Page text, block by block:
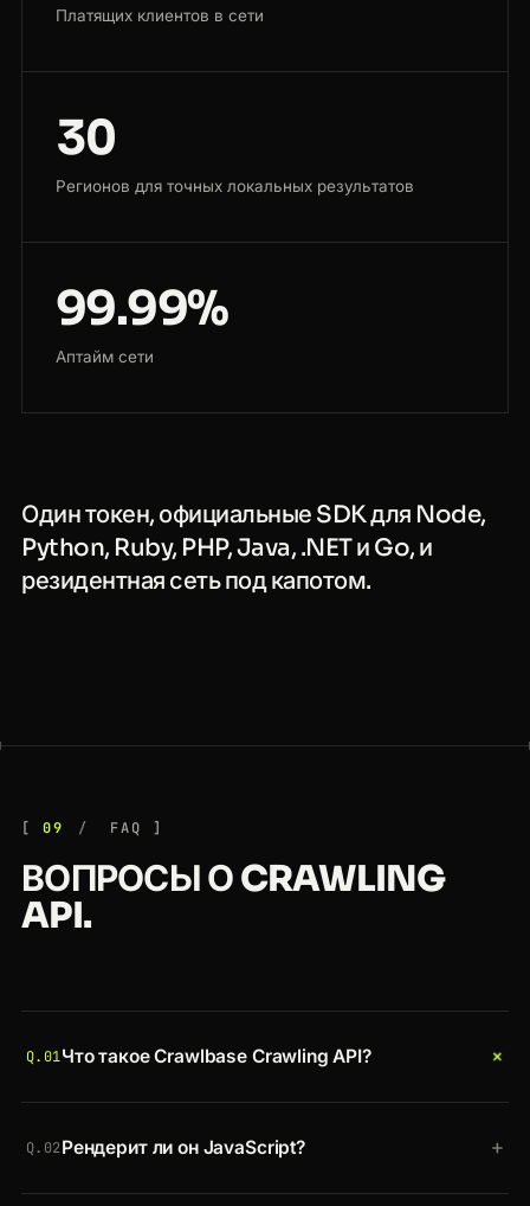
Платящих клиентов в сети
30
Регионов для точных локальных результатов
99.99%
Аптайм сети
Один токен, официальные SDK для Node,
Python, Ruby, PHP, Java, .NET и Go, и
резидентная сеть под капотом.
09 FAQ
ВОПРОСЫ О CRAWLING
API.
Q.01Что такое Crawlbase Crawling API? +
через резидентные прокси в настоящем
Q.02Рендерит ли он JavaScript? +